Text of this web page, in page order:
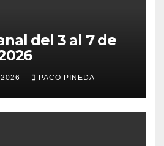
del 3 al 7 de
PACO PINEDA